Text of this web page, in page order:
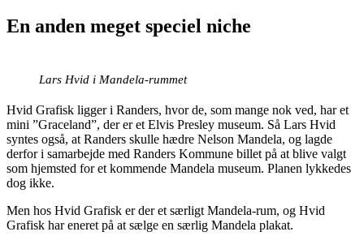
En anden meget speciel niche
Lars Hvid i Mandela-rummet
Hvid Grafisk ligger i Randers, hvor de, som mange nok ved, har et
mini ”Graceland”, der er et Elvis Presley museum. Så Lars Hvid
syntes også, at Randers skulle hædre Nelson Mandela, og lagde
derfor i samarbejde med Randers Kommune billet på at blive valgt
som hjemsted for et kommende Mandela museum. Planen lykkedes
dog ikke.
Men hos Hvid Grafisk er der et særligt Mandela-rum, og Hvid
Grafisk har eneret på at sælge en særlig Mandela plakat.